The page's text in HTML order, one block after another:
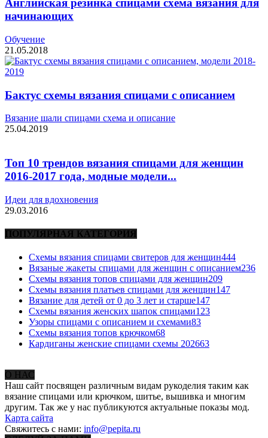
Английская резинка спицами схема вязания для
начинающих
Обучение
21.05.2018
Бактус схемы вязания спицами с описанием
Вязание шали спицами схема и описание
25.04.2019
Топ 10 трендов вязания спицами для женщин
2016-2017 года, модные модели...
Идеи для вдохновения
29.03.2016
ПОПУЛЯРНАЯ КАТЕГОРИЯ
Схемы вязания спицами свитеров для женщин444
Вязаные жакеты спицами для женщин с описанием236
Схемы вязания топов спицами для женщин209
Схемы вязания платьев спицами для женщин147
Вязание для детей от 0 до 3 лет и старше147
Схемы вязания женских шапок спицами123
Узоры спицами с описанием и схемами83
Схемы вязания топов крючком68
Кардиганы женские спицами схемы 202663
О НАС
Наш сайт посвящен различным видам рукоделия таким как
вязание спицами или крючком, шитье, вышивка и многим
другим. Так же у нас публикуются актуальные показы мод.
Карта сайта
Свяжитесь с нами: info@pepita.ru